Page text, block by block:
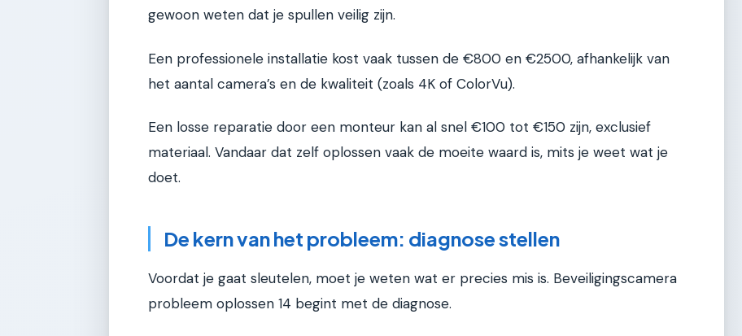
gewoon weten dat je spullen veilig zijn.
Een professionele installatie kost vaak tussen de €800 en €2500, afhankelijk van
het aantal camera’s en de kwaliteit (zoals 4K of ColorVu).
Een losse reparatie door een monteur kan al snel €100 tot €150 zijn, exclusief
materiaal. Vandaar dat zelf oplossen vaak de moeite waard is, mits je weet wat je
doet.
De kern van het probleem: diagnose stellen
Voordat je gaat sleutelen, moet je weten wat er precies mis is. Beveiligingscamera
probleem oplossen 14 begint met de diagnose.